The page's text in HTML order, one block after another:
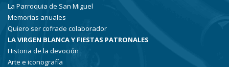
La Parroquia de San Miguel
Memorias anuales
Quiero ser cofrade colaborador
LA VIRGEN BLANCA Y FIESTAS PATRONALES
Historia de la devoción
Arte e iconografía